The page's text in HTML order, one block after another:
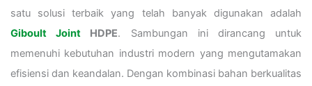
satu solusi terbaik yang telah banyak digunakan adalah
Giboult Joint HDPE. Sambungan ini dirancang untuk
memenuhi kebutuhan industri modern yang mengutamakan
efisiensi dan keandalan. Dengan kombinasi bahan berkualitas